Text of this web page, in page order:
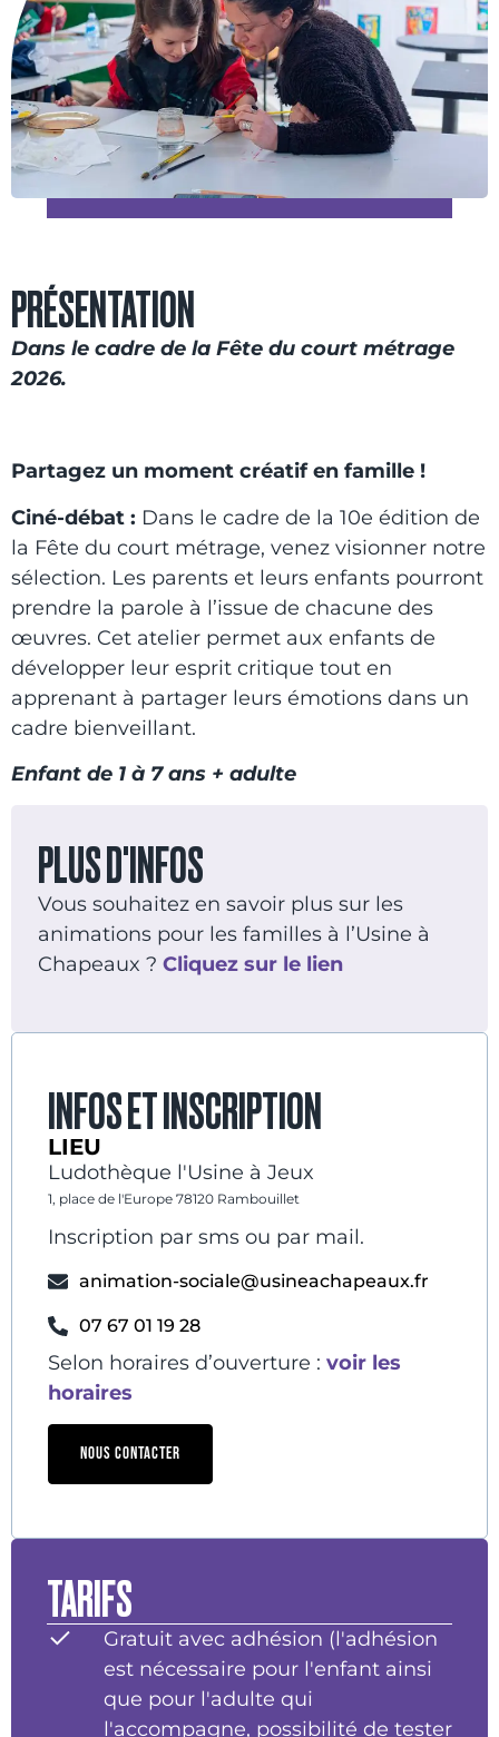
PRÉSENTATION
Dans le cadre de la Fête du court métrage
2026.
Partagez un moment créatif en famille !
Ciné-débat : Dans le cadre de la 10e édition de
la Fête du court métrage, venez visionner notre
sélection. Les parents et leurs enfants pourront
prendre la parole à l’issue de chacune des
œuvres. Cet atelier permet aux enfants de
développer leur esprit critique tout en
apprenant à partager leurs émotions dans un
cadre bienveillant.
Enfant de 1 à 7 ans + adulte
PLUS D'INFOS
Vous souhaitez en savoir plus sur les
animations pour les familles à l’Usine à
Chapeaux ? Cliquez sur le lien
INFOS ET INSCRIPTION
LIEU
Ludothèque l'Usine à Jeux
1, place de l'Europe 78120 Rambouillet
Inscription par sms ou par mail.
animation-sociale@usineachapeaux.fr
07 67 01 19 28
Selon horaires d’ouverture : voir les
horaires
NOUS CONTACTER
TARIFS
Gratuit avec adhésion (l'adhésion
est nécessaire pour l'enfant ainsi
que pour l'adulte qui
l'accompagne, possibilité de tester